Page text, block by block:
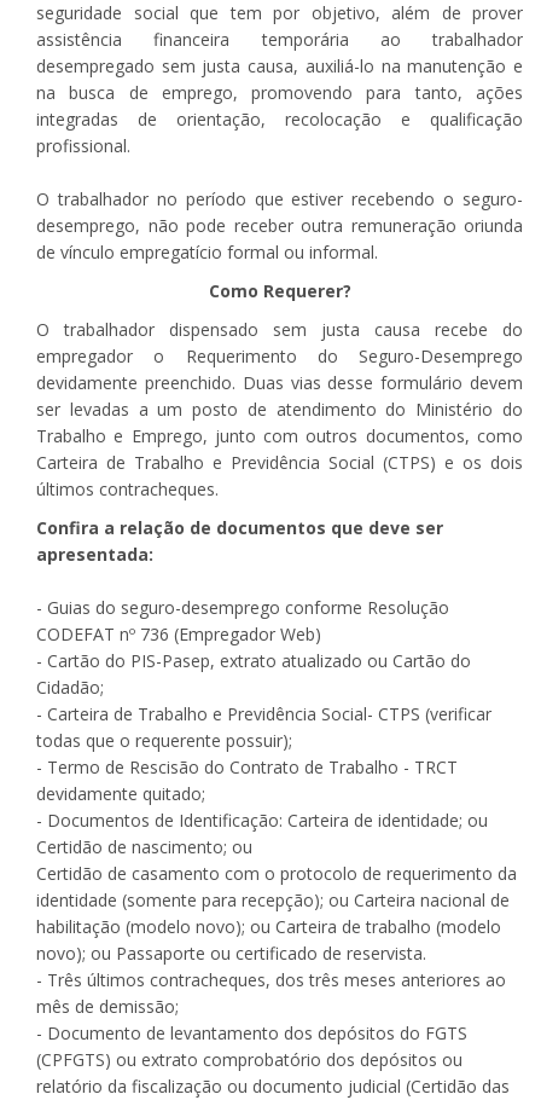
seguridade social que tem por objetivo, além de prover
assistência financeira temporária ao trabalhador
desempregado sem justa causa, auxiliá-lo na manutenção e
na busca de emprego, promovendo para tanto, ações
integradas de orientação, recolocação e qualificação
profissional.
O trabalhador no período que estiver recebendo o seguro-
desemprego, não pode receber outra remuneração oriunda
de vínculo empregatício formal ou informal.
Como Requerer?
O trabalhador dispensado sem justa causa recebe do
empregador o Requerimento do Seguro-Desemprego
devidamente preenchido. Duas vias desse formulário devem
ser levadas a um posto de atendimento do Ministério do
Trabalho e Emprego, junto com outros documentos, como
Carteira de Trabalho e Previdência Social (CTPS) e os dois
últimos contracheques.
Confira a relação de documentos que deve ser
apresentada:
- Guias do seguro-desemprego conforme Resolução
CODEFAT nº 736 (Empregador Web)
- Cartão do PIS-Pasep, extrato atualizado ou Cartão do
Cidadão;
- Carteira de Trabalho e Previdência Social- CTPS (verificar
todas que o requerente possuir);
- Termo de Rescisão do Contrato de Trabalho - TRCT
devidamente quitado;
- Documentos de Identificação: Carteira de identidade; ou
Certidão de nascimento; ou
Certidão de casamento com o protocolo de requerimento da
identidade (somente para recepção); ou Carteira nacional de
habilitação (modelo novo); ou Carteira de trabalho (modelo
novo); ou Passaporte ou certificado de reservista.
- Três últimos contracheques, dos três meses anteriores ao
mês de demissão;
- Documento de levantamento dos depósitos do FGTS
(CPFGTS) ou extrato comprobatório dos depósitos ou
relatório da fiscalização ou documento judicial (Certidão das